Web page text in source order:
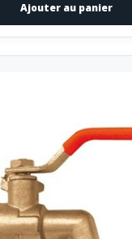
Ajouter au panier